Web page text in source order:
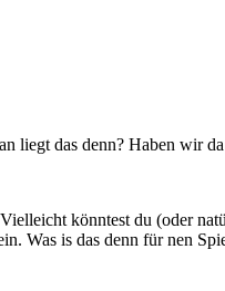
liegt das denn? Haben wir
könntest du (oder
Was is das denn für nen